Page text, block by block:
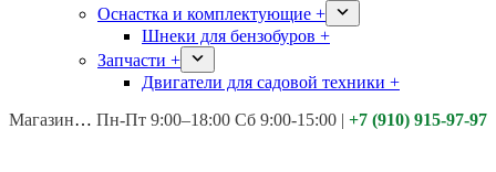
Оснастка и комплектующие +
Шнеки для бензобуров +
Запчасти +
Двигатели для садовой техники +
Магазины: Калуга ул. Московская д.113
Пн-Пт 9:00–18:00 Сб 9:00-15:00 | +7 (910) 915-97-97